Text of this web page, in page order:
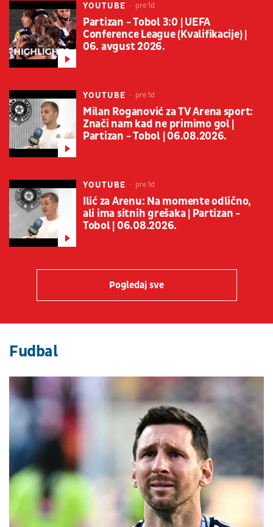
YOUTUBE pre 1d
Partizan - Tobol 3:0 | UEFA
Conference League (Kvalifikacije) |
06. avgust 2026.
YOUTUBE pre 1d
Milan Roganović za TV Arena sport:
Znači nam kad ne primimo gol |
Partizan - Tobol | 06.08.2026.
YOUTUBE pre 1d
Ilić za Arenu: Na momente odlično,
ali ima sitnih grešaka | Partizan -
Tobol | 06.08.2026.
Pogledaj sve
Fudbal